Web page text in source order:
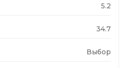
5.2
34.7
Выбор